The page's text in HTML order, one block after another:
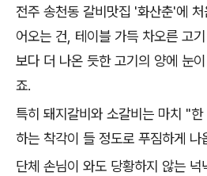
전주 송천동 갈비맛집 '화산춘'에
어오는 건, 테이블 가득 차오른 고
보다 더 나온 듯한 고기의 양에 눈
죠.
특히 돼지갈비와 소갈비는 마치 "
하는 착각이 들 정도로 푸짐하게 나
단체 손님이 와도 당황하지 않는 넉